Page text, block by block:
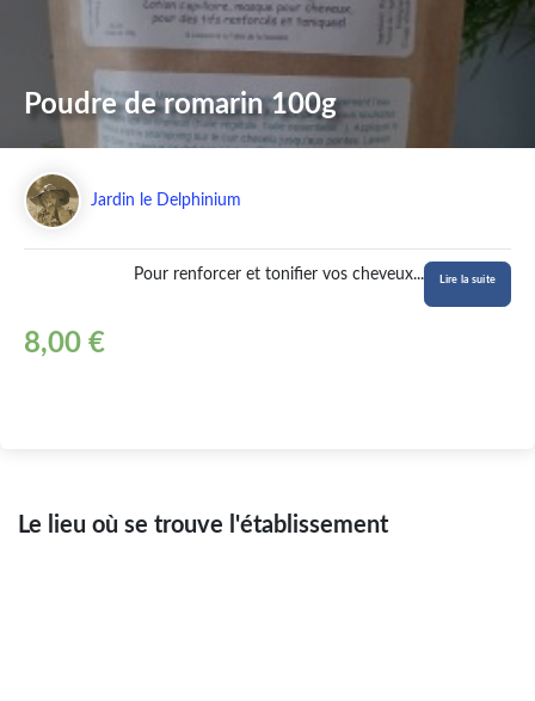
Poudre de romarin 100g
Jardin le Delphinium
Pour renforcer et tonifier vos cheveux... Lire la suite
8,00 €
Le lieu où se trouve l'établissement